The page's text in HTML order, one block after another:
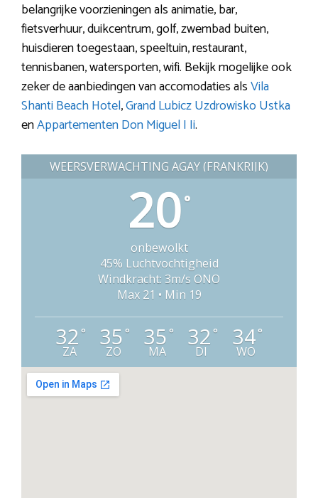
belangrijke voorzieningen als animatie, bar,
fietsverhuur, duikcentrum, golf, zwembad buiten,
huisdieren toegestaan, speeltuin, restaurant,
tennisbanen, watersporten, wifi. Bekijk mogelijke ook
zeker de aanbiedingen van accomodaties alsVila
Shanti Beach Hotel,Grand Lubicz Uzdrowisko Ustka
enAppartementen Don Miguel I Ii.
WEERSVERWACHTING AGAY (FRANKRIJK)
20°
onbewolkt
45% Luchtvochtigheid
Windkracht: 3m/s ONO
Max 21 • Min 19
32°
ZA
35°
ZO
35°
MA
32°
DI
34°
WO